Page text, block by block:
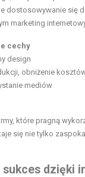
dostosowywanie się
marketing
cechy
design
obniżenie
mediów
które pragną
się nie tylko
dzięki